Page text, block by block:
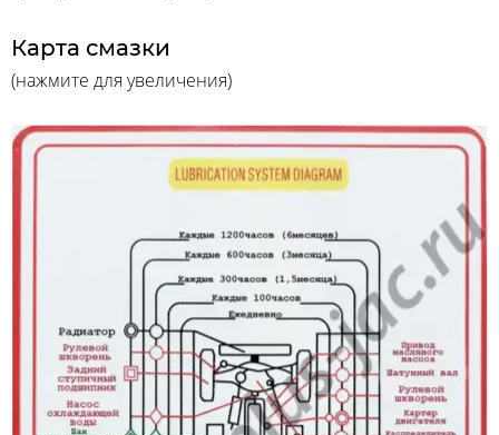
Карта смазки
(нажмите для увеличения)